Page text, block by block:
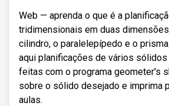
Web — aprenda o que é a
tridimensionais em duas
cilindro, o paralelepípedo e o
aqui planificações de vários
feitas com o programa geometer's
sobre o sólido desejado e imprima
aulas.